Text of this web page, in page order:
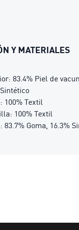
Y MATERIALES
83.4% Piel de
100% Textil
100% Textil
83.7% Goma, 16.3%